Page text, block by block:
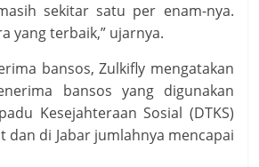
sekitar satu per enam-nya.
yang terbaik,” ujarnya.
bansos, Zulkifly mengatakan
bansos yang digunakan
Kesejahteraan Sosial (DTKS)
dan di Jabar jumlahnya mencapai